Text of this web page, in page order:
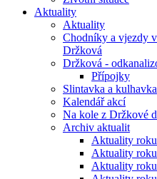
Aktuality
Aktuality
Chodníky a vjezdy
Držková
Držková -
Přípojky
Slintavka a kulhavka
Kalendář akcí
Na kole z Držkové
Archiv aktualit
Aktuality
Aktuality
Aktuality